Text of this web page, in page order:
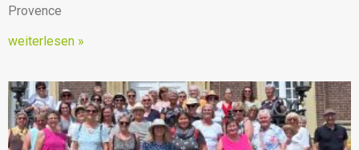
Provence
weiterlesen »